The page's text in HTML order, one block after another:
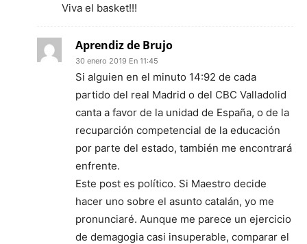
Viva el basket!!!
Aprendiz de Brujo
30 enero 2019 En 11:45
Si alguien en el minuto 14:92 de cada
partido del real Madrid o del CBC Valladolid
canta a favor de la unidad de España, o de la
recuparción competencial de la educación
por parte del estado, también me encontrará
enfrente.
Este post es político. Si Maestro decide
hacer uno sobre el asunto catalán, yo me
pronunciaré. Aunque me parece un ejercicio
de demagogia casi insuperable, comparar el